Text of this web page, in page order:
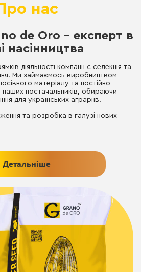
нас
de Oro – експерт в
насінництва
діяльності компанії є селекція та
Ми займаємось виробництвом
матеріалу та постійно
постачальників, обираючи
для українських аграріїв.
та розробка в галузі нових
Детальніше